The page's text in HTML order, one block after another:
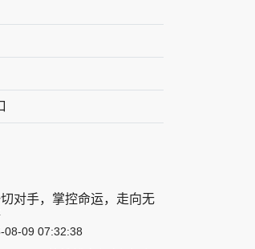
对手，掌控命运，走向无
09 07:32:38